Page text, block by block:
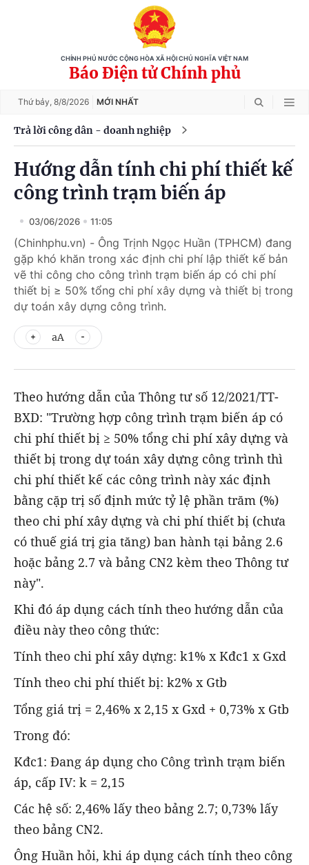
CHÍNH PHỦ NƯỚC CỘNG HÒA XÃ HỘI CHỦ NGHĨA VIỆT NAM
Báo Điện tử Chính phủ
Thứ bảy, 8/8/2026 MỚI NHẤT
Trả lời công dân - doanh nghiệp
Hướng dẫn tính chi phí thiết kế
công trình trạm biến áp
03/06/2026 11:05
(Chinhphu.vn) - Ông Trịnh Ngọc Huần (TPHCM) đang
gặp khó khăn trong xác định chi phí lập thiết kế bản
vẽ thi công cho công trình trạm biến áp có chi phí
thiết bị ≥ 50% tổng chi phí xây dựng và thiết bị trong
dự toán xây dựng công trình.
aA
Theo hướng dẫn của Thông tư số 12/2021/TT-
BXD: "Trường hợp công trình trạm biến áp có
chi phí thiết bị ≥ 50% tổng chi phí xây dựng và
thiết bị trong dự toán xây dựng công trình thì
chi phí thiết kế các công trình này xác định
bằng cặp trị số định mức tỷ lệ phần trăm (%)
theo chi phí xây dựng và chi phí thiết bị (chưa
có thuế giá trị gia tăng) ban hành tại bảng 2.6
hoặc bảng 2.7 và bảng CN2 kèm theo Thông tư
này".
Khi đó áp dụng cách tính theo hướng dẫn của
điều này theo công thức:
Tính theo chi phí xây dựng: k1% x Kđc1 x Gxd
Tính theo chi phí thiết bị: k2% x Gtb
Tổng giá trị = 2,46% x 2,15 x Gxd + 0,73% x Gtb
Trong đó:
Kđc1: Đang áp dụng cho Công trình trạm biến
áp, cấp IV: k = 2,15
Các hệ số: 2,46% lấy theo bảng 2.7; 0,73% lấy
theo bảng CN2.
Ông Huần hỏi, khi áp dụng cách tính theo công